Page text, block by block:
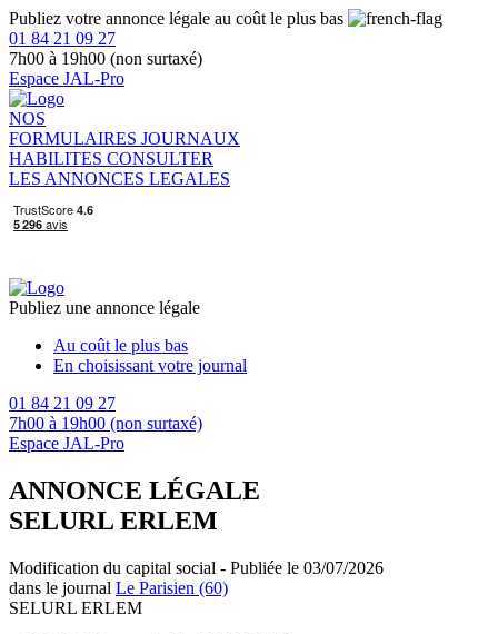
Publiez votre annonce légale au coût le plus bas
01 84 21 09 27
7h00 à 19h00 (non surtaxé)
Espace JAL-Pro
NOS
FORMULAIRES JOURNAUX
HABILITES CONSULTER
LES ANNONCES LEGALES
Publiez une annonce légale
Au coût le plus bas
En choisissant votre journal
01 84 21 09 27
7h00 à 19h00 (non surtaxé)
Espace JAL-Pro
ANNONCE LÉGALE
SELURL ERLEM
Modification du capital social - Publiée le 03/07/2026
dans le journal Le Parisien (60)
SELURL ERLEM